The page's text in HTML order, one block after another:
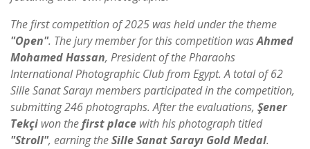
The first competition of 2025 was held under the theme
"Open". The jury member for this competition wasAhmed
Mohamed Hassan, President of the Pharaohs
International Photographic Club from Egypt. A total of 62
Sille Sanat Sarayı members participated in the competition,
submitting 246 photographs. After the evaluations, Şener
Tekçi won thefirst place with his photograph titled
"Stroll", earning theSille Sanat Sarayı Gold Medal.